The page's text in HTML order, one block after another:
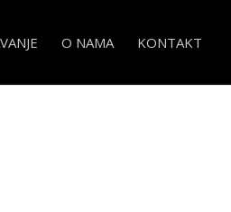
O NAMA KONTAKT